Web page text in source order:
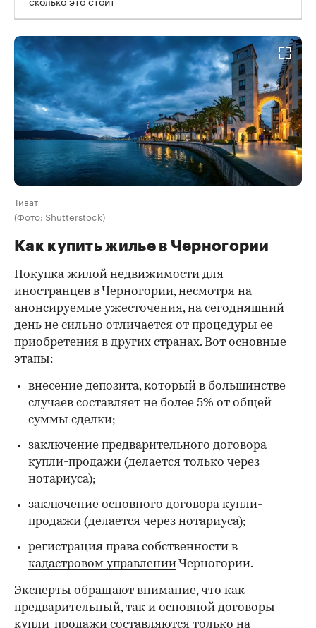
Тиват
(Фото: Shutterstock)
Как купить жилье в Черногории
Покупка жилой недвижимости для
иностранцев в Черногории, несмотря на
анонсируемые ужесточения, на сегодняшний
день не сильно отличается от процедуры ее
приобретения в других странах. Вот основные
этапы:
внесение депозита, который в большинстве
случаев составляет не более 5% от общей
суммы сделки;
заключение предварительного договора
купли-продажи (делается только через
нотариуса);
заключение основного договора купли-
продажи (делается через нотариуса);
регистрация права собственности в
кадастровом управлении Черногории.
Эксперты обращают внимание, что как
предварительный, так и основной договоры
купли-продажи составляются только на